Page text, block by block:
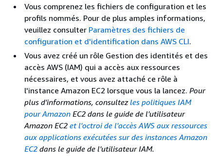
Vous comprenez les fichiers de configuration et les
profils nommés. Pour de plus amples informations,
veuillez consulter Paramètres des fichiers de
configuration et d'identification dans AWS CLI.
Vous avez créé un rôle Gestion des identités et des
accès AWS (IAM) qui a accès aux ressources
nécessaires, et vous avez attaché ce rôle à
l'instance Amazon EC2 lorsque vous la lancez. Pour
plus d'informations, consultezles politiques IAM
pour Amazon EC2 dans le guide de l'utilisateur
Amazon EC2 et l'octroi de l'accès AWS aux ressources
aux applications exécutées sur des instances Amazon
EC2 dans le guide de l'utilisateur IAM.